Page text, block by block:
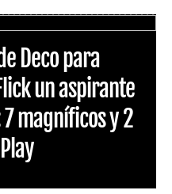
Deco para
un aspirante
magníficos y 2